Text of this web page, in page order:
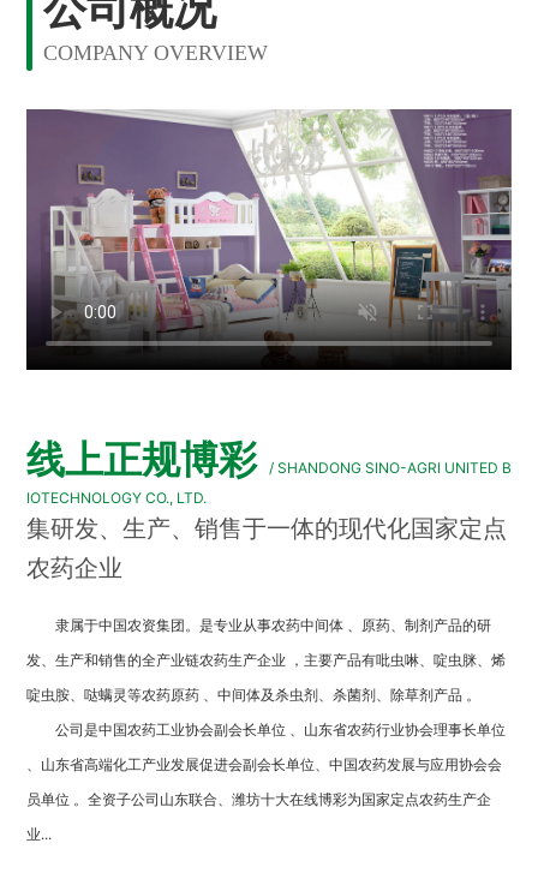
COMPANY OVERVIEW
线上正规博彩
/ SHANDONG SINO-AGRI UNITED B
IOTECHNOLOGY CO., LTD.
集研发、生产、销售于一体的现代化国家定点
农药企业
隶属于中国农资集团。是专业从事农药中间体 、原药、制剂产品的研
发、生产和销售的全产业链农药生产企业 ，主要产品有吡虫啉、啶虫脒、烯
啶虫胺、哒螨灵等农药原药 、中间体及杀虫剂、杀菌剂、除草剂产品 。
公司是中国农药工业协会副会长单位 、山东省农药行业协会理事长单位
、山东省高端化工产业发展促进会副会长单位、中国农药发展与应用协会会
员单位 。全资子公司山东联合、潍坊十大在线博彩为国家定点农药生产企
业...